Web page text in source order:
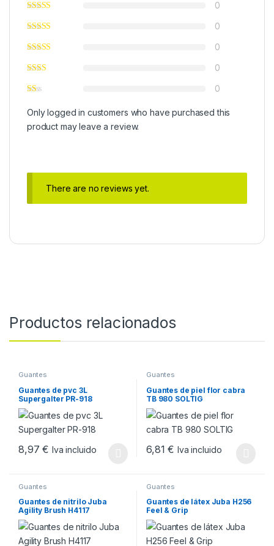
0
0
0
0
0
Only logged in customers who have purchased this
product may leave a review.
There are no reviews yet.
Productos relacionados
Guantes
Guantes de pvc 3L
Supergalter PR-918
8,97€ Iva incluido
Guantes
Guantes de piel flor cabra
TB 980 SOLTIG
6,81€ Iva incluido
Guantes
Guantes de nitrilo Juba
Agility Brush H4117
Guantes
Guantes de látex Juba H256
Feel & Grip